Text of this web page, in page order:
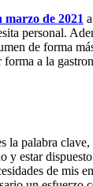
de 2021
personal.
de forma
a la
palabra
estar
de mis